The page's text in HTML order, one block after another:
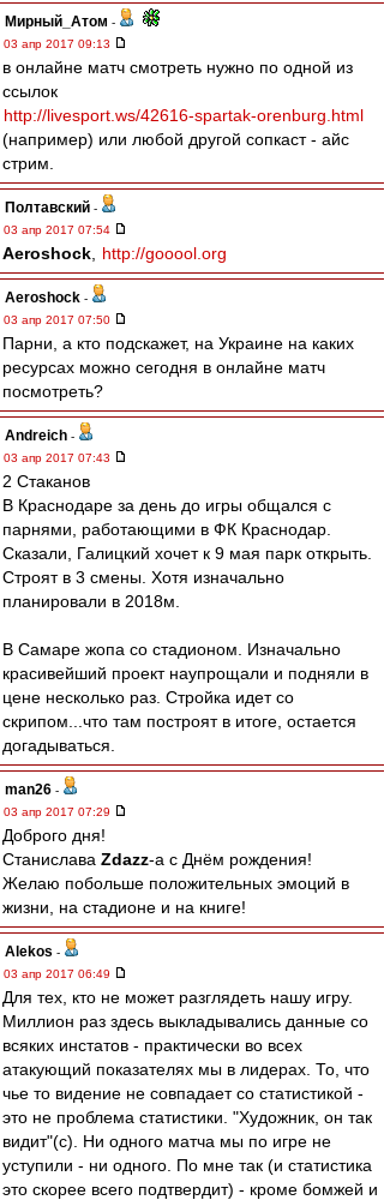
Мирный_Атом -
03 апр 2017 09:13
в онлайне матч смотреть нужно по одной из
ссылок
http://livesport.ws/42616-spartak-orenburg.html
(например) или любой другой сопкаст - айс
стрим.
Полтавский -
03 апр 2017 07:54
Aeroshock http://gooool.org
Aeroshock -
03 апр 2017 07:50
Парни, а кто подскажет, на Украине на каких
ресурсах можно сегодня в онлайне матч
посмотреть?
Andreich -
03 апр 2017 07:43
2 Стаканов
В Краснодаре за день до игры общался с
парнями, работающими в ФК Краснодар.
Сказали, Галицкий хочет к 9 мая парк открыть.
Строят в 3 смены. Хотя изначально
планировали в 2018м.
В Самаре жопа со стадионом. Изначально
красивейший проект наупрощали и подняли в
цене несколько раз. Стройка идет со
скрипом...что там построят в итоге, остается
догадываться.
man26 -
03 апр 2017 07:29
Доброго дня!
Станислава Zdazz-а с Днём рождения!
Желаю побольше положительных эмоций в
жизни, на стадионе и на книге!
Alekos -
03 апр 2017 06:49
Для тех, кто не может разглядеть нашу игру.
Миллион раз здесь выкладывались данные со
всяких инстатов - практически во всех
атакующий показателях мы в лидерах. То, что
чье то видение не совпадает со статистикой -
это не проблема статистики. "Художник, он так
видит"(с). Ни одного матча мы по игре не
уступили - ни одного. По мне так (и статистика
это скорее всего подтвердит) - кроме бомжей и